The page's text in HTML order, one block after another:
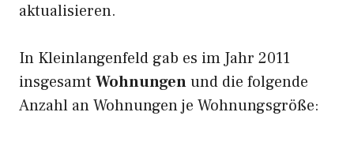
aktualisieren.
In Kleinlangenfeld gab es im Jahr 2011
insgesamt Wohnungenund die folgende
Anzahl an Wohnungen je Wohnungsgröße: